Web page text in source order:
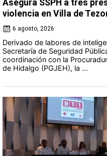
Asegura SSPH a tres
violencia en Villa de
6 agosto, 2026
Derivado de labores de
Secretaría de Seguridad
coordinación con la
de Hidalgo (PGJEH), la ...